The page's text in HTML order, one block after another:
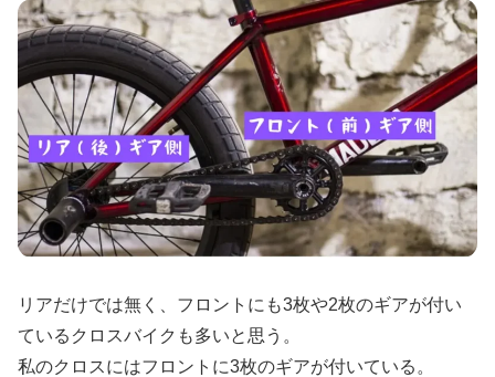
リアだけでは無く、フロントにも3枚や2枚のギアが付い
ているクロスバイクも多いと思う。
私のクロスにはフロントに3枚のギアが付いている。